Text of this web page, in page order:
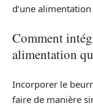
d’une
Comment
alimentation
Incorporer le
faire de manière